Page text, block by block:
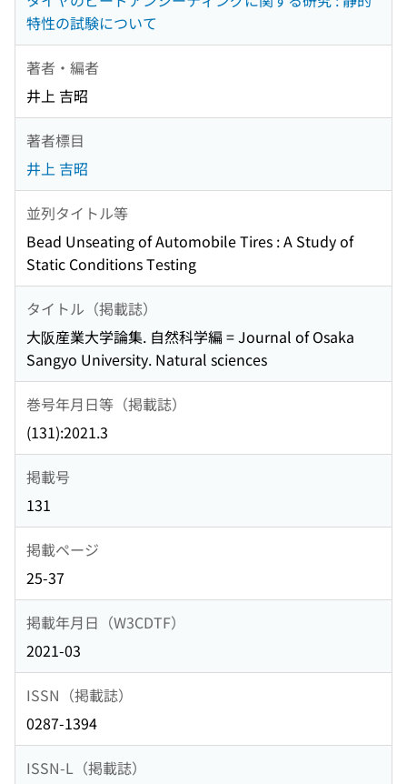
特性の試験について
著者・編者
井上 吉昭
著者標目
井上 吉昭
並列タイトル等
Bead Unseating of Automobile Tires : A Study of
Static Conditions Testing
タイトル（掲載誌）
大阪産業大学論集. 自然科学編 = Journal of Osaka
Sangyo University. Natural sciences
巻号年月日等（掲載誌）
(131):2021.3
掲載号
131
掲載ページ
25-37
掲載年月日（W3CDTF）
2021-03
ISSN（掲載誌）
0287-1394
ISSN-L（掲載誌）